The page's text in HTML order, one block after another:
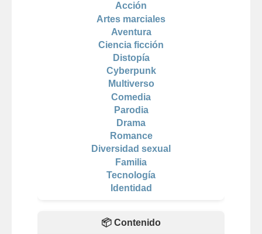
Acción
Artes marciales
Aventura
Ciencia ficción
Distopía
Cyberpunk
Multiverso
Comedia
Parodia
Drama
Romance
Diversidad sexual
Familia
Tecnología
Identidad
📦 Contenido